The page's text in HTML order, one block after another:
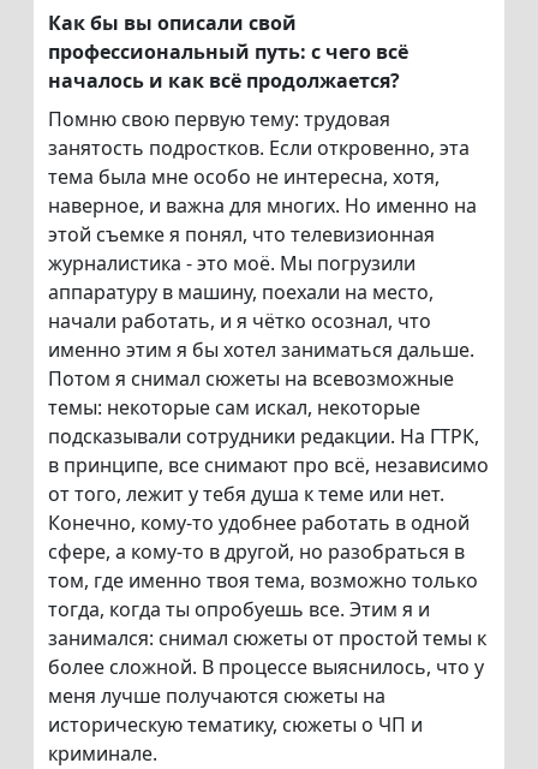
Как бы вы описали свой
профессиональный путь: с чего всё
началось и как всё продолжается?
Помню свою первую тему: трудовая
занятость подростков. Если откровенно, эта
тема была мне особо не интересна, хотя,
наверное, и важна для многих. Но именно на
этой съемке я понял, что телевизионная
журналистика - это моë. Мы погрузили
аппаратуру в машину, поехали на место,
начали работать, и я чётко осознал, что
именно этим я бы хотел заниматься дальше.
Потом я снимал сюжеты на всевозможные
темы: некоторые сам искал, некоторые
подсказывали сотрудники редакции. На ГТРК,
в принципе, все снимают про всё, независимо
от того, лежит у тебя душа к теме или нет.
Конечно, кому-то удобнее работать в одной
сфере, а кому-то в другой, но разобраться в
том, где именно твоя тема, возможно только
тогда, когда ты опробуешь все. Этим я и
занимался: снимал сюжеты от простой темы к
более сложной. В процессе выяснилось, что у
меня лучше получаются сюжеты на
историческую тематику, сюжеты о ЧП и
криминале.